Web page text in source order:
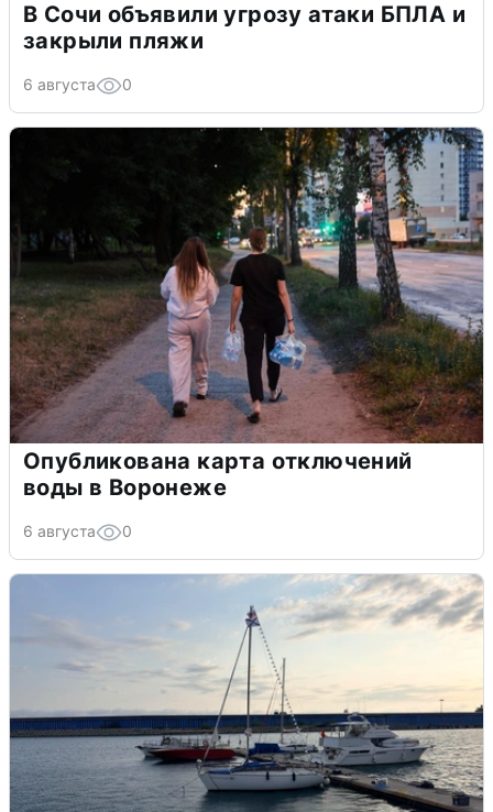
В Сочи объявили угрозу атаки БПЛА и
закрыли пляжи
6 августа 0
Опубликована карта отключений
воды в Воронеже
6 августа 0